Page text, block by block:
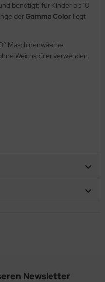
benötigt; für Kinder bis 10
der Gamma Color liegt
Maschinenwäsche
Weichspüler verwenden.
Newsletter